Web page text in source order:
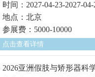
时间：2027-04-23-2027-04-
地点：北京
参展费：5000-10000
点击查看详情
2026亚洲假肢与矫形器科